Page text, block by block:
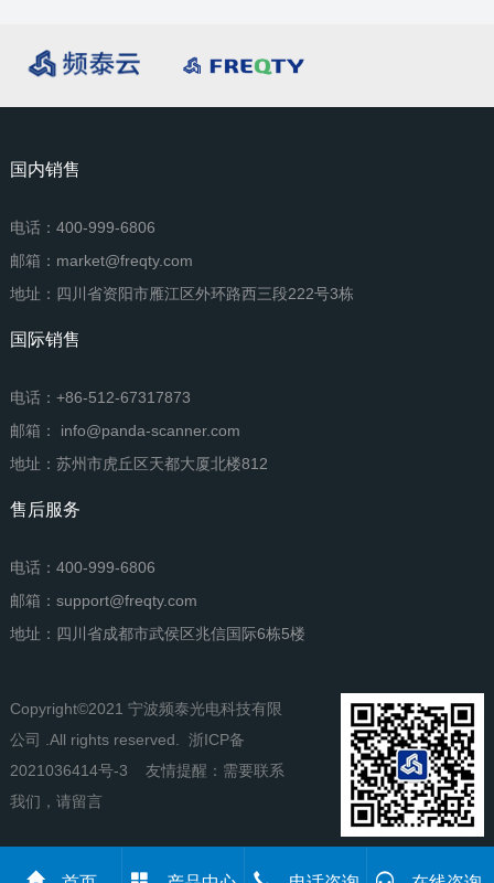
国内销售
电话：400-999-6806
邮箱：market@freqty.com
地址：四川省资阳市雁江区外环路西三段222号3栋
国际销售
电话：+86-512-67317873
邮箱： info@panda-scanner.com
地址：苏州市虎丘区天都大厦北楼812
售后服务
电话：400-999-6806
邮箱：support@freqty.com
地址：四川省成都市武侯区兆信国际6栋5楼
Copyright©2021 宁波频泰光电科技有限
公司 .All rights reserved. 浙ICP备
2021036414号-3
友情提醒：需要联系
我们，请留言